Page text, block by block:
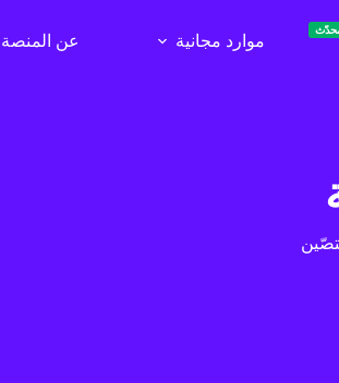
موارد مجانية عن المنصة